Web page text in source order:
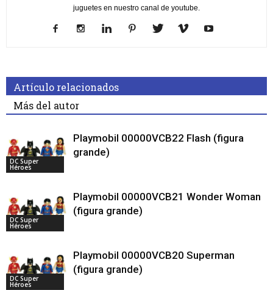
juguetes en nuestro canal de youtube.
Artículo relacionados
Más del autor
DC Super
Héroes
Playmobil 00000VCB22 Flash (figura
grande)
DC Super
Héroes
Playmobil 00000VCB21 Wonder Woman
(figura grande)
DC Super
Héroes
Playmobil 00000VCB20 Superman
(figura grande)